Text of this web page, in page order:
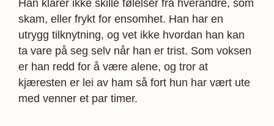
Han klarer ikke skille følelser fra hverandre, som
skam, eller frykt for ensomhet. Han har en
utrygg tilknytning, og vet ikke hvordan han kan
ta vare på seg selv når han er trist. Som voksen
er han redd for å være alene, og tror at
kjæresten er lei av ham så fort hun har vært ute
med venner et par timer.